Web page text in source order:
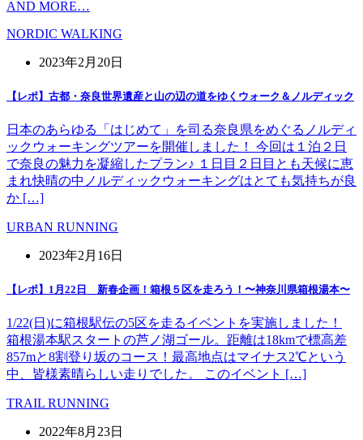
AND MORE…
NORDIC WALKING
2023年2月20日
【レポ】古都・奈良世界遺産と山の辺の道をゆくウォーク＆ノルディック
日本のあらゆる「はじめて」を司る奈良県をめぐるノルディ
ックウォーキングツアーを開催しました！ 今回は１泊２日
で奈良の魅力を凝縮したプラン♪ １日目２日目とも天候に恵
まれ快晴の中ノルディックウォーキングはとても気持ちが良
か […]
URBAN RUNNING
2023年2月16日
【レポ】1月22日 新春企画！箱根５区を走ろう！〜神奈川県箱根湯本〜
1/22(日)に箱根駅伝の5区を走るイベントを実施しました！
箱根湯本駅スタートの芦ノ湖ゴール。距離は18kmで標高差
857mと8割登り坂のコース！最高地点はマイナス2℃という
中、皆様素晴らしい走りでした。 このイベント […]
TRAIL RUNNING
2022年8月23日